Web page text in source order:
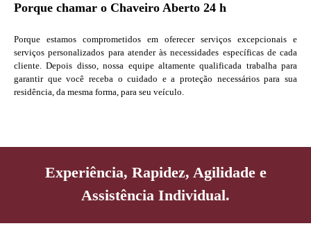
Porque chamar o Chaveiro Aberto 24 h
Porque estamos comprometidos em oferecer serviços excepcionais e
serviços personalizados para atender às necessidades específicas de cada
cliente. Depois disso, nossa equipe altamente qualificada trabalha para
garantir que você receba o cuidado e a proteção necessários para sua
residência, da mesma forma, para seu veículo.
Experiência, Rapidez, Agilidade e
Assistência Individual.